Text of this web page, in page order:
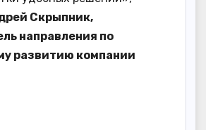
Скрыпник,
направления по
развитию компании